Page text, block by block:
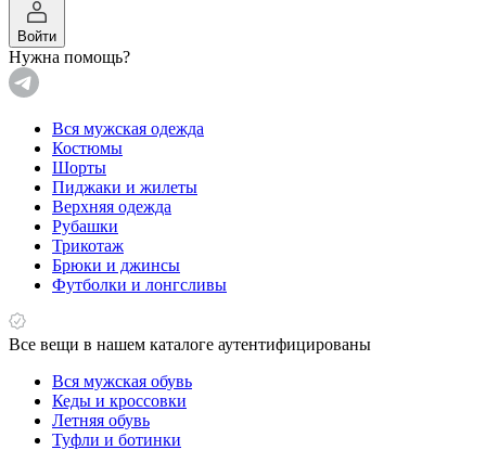
Войти
Нужна помощь?
Вся мужская одежда
Костюмы
Шорты
Пиджаки и жилеты
Верхняя одежда
Рубашки
Трикотаж
Брюки и джинсы
Футболки и лонгсливы
Все вещи в нашем каталоге аутентифицированы
Вся мужская обувь
Кеды и кроссовки
Летняя обувь
Туфли и ботинки